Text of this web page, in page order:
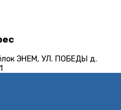
ЭНЕМ, УЛ. ПОБЕДЫ д.